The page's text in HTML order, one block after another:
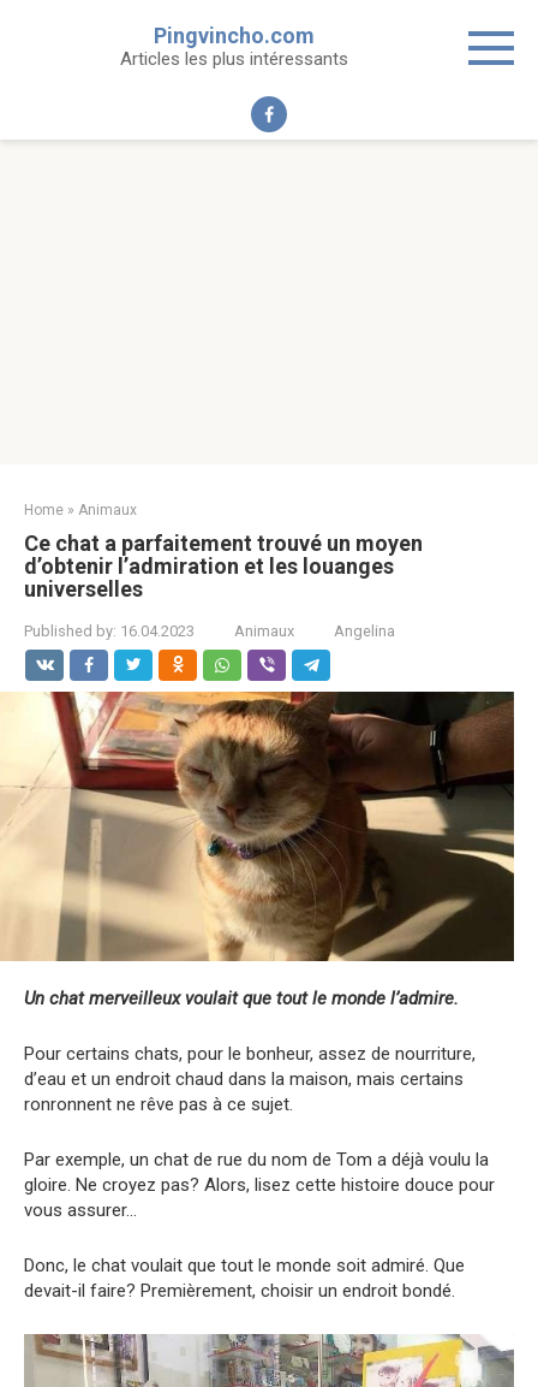
Pingvincho.com
Articles les plus intéressants
Home » Animaux
Ce chat a parfaitement trouvé un moyen
d’obtenir l’admiration et les louanges
universelles
Published by: 16.04.2023 Animaux Angelina
Un chat merveilleux voulait que tout le monde l’admire.
Pour certains chats, pour le bonheur, assez de nourriture,
d’eau et un endroit chaud dans la maison, mais certains
ronronnent ne rêve pas à ce sujet.
Par exemple, un chat de rue du nom de Tom a déjà voulu la
gloire. Ne croyez pas? Alors, lisez cette histoire douce pour
vous assurer…
Donc, le chat voulait que tout le monde soit admiré. Que
devait-il faire? Premièrement, choisir un endroit bondé.